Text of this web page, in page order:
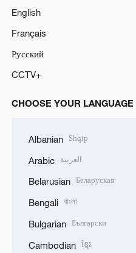
English
Français
Русский
CCTV+
CHOOSE YOUR LANGUAGE
Albanian Shqip
Arabic العربية
Belarusian Беларуская
Bengali বাংলা
Bulgarian Български
Cambodian ខ្មែរ